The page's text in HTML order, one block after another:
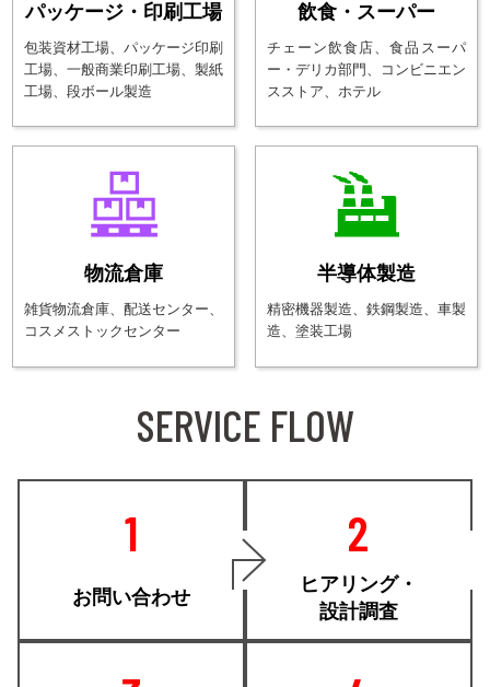
パッケージ・印刷工場
包装資材工場、パッケージ印刷
工場、一般商業印刷工場、製紙
工場、段ボール製造
飲食・スーパー
チェーン飲食店、食品スーパ
ー・デリカ部門、
コンビニエン
スストア、ホテル
物流倉庫
雑貨物流倉庫、配送センター、
コスメストックセンター
半導体製造
精密機器製造、鉄鋼製造、 車製
造、塗装工場
SERVICE FLOW
1
お問い合わせ
2
ヒアリング・
設計調査